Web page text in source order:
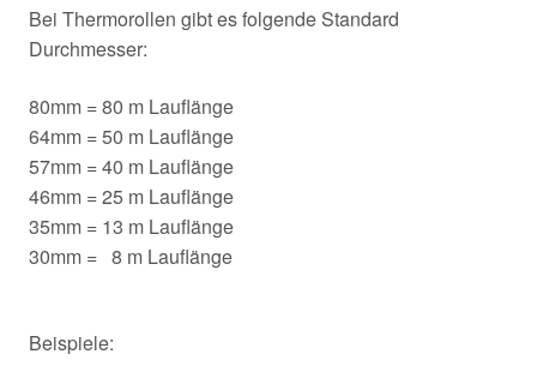
Bei Thermorollen gibt es folgende Standard
Durchmesser:
80mm = 80 m Lauflänge
64mm = 50 m Lauflänge
57mm = 40 m Lauflänge
46mm = 25 m Lauflänge
35mm = 13 m Lauflänge
30mm = 8 m Lauflänge
Beispiele: